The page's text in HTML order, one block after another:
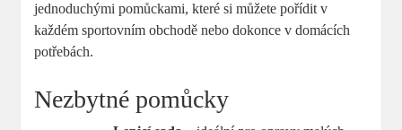
jednoduchými pomůckami, které si můžete pořídit v
každém sportovním obchodě nebo dokonce v domácích
potřebách.
Nezbytné pomůcky